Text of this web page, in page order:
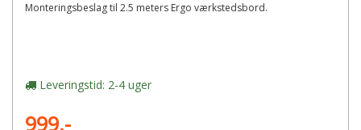
Monteringsbeslag til 2.5 meters Ergo værkstedsbord.
Leveringstid: 2-4 uger
999,-